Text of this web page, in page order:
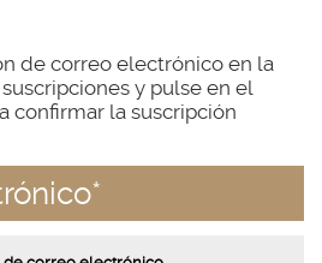
de correo electrónico en la
y pulse en el
confirmar la suscripción